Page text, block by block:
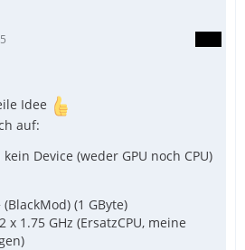
Idee
auf:
Device (weder GPU noch CPU)
(BlackMod) (1 GByte)
x 1.75 GHz (ErsatzCPU, meine